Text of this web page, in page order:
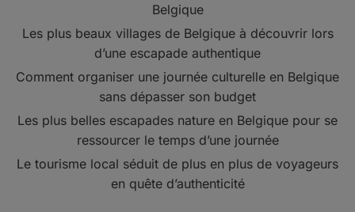
Belgique
Les plus beaux villages de Belgique à découvrir lors
d’une escapade authentique
Comment organiser une journée culturelle en Belgique
sans dépasser son budget
Les plus belles escapades nature en Belgique pour se
ressourcer le temps d’une journée
Le tourisme local séduit de plus en plus de voyageurs
en quête d’authenticité